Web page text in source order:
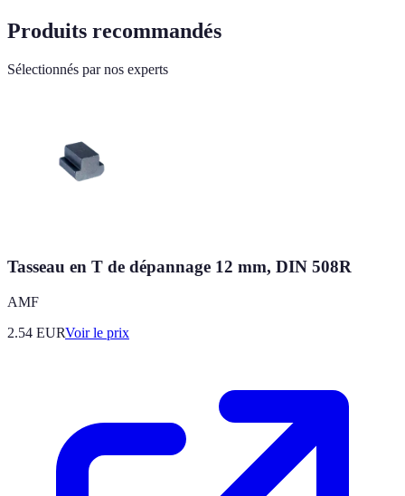
Produits recommandés
Sélectionnés par nos experts
Tasseau en T de dépannage 12 mm, DIN 508R
AMF
2.54 EURVoir le prix